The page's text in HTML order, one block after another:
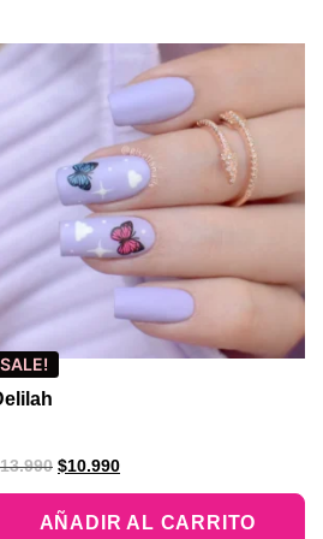
SALE!
13.990 $10.990
AÑADIR AL CARRITO